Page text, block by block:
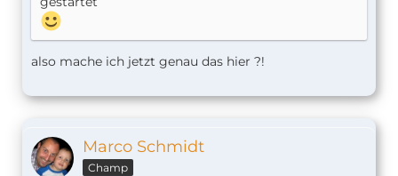
also mache ich jetzt genau das hier ?!
Marco Schmidt
Champ